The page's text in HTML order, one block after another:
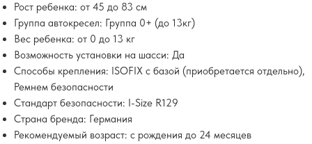
Рост ребенка: от 45 до 83 см
Группа автокресел: Группа 0+ (до 13кг)
Вес ребенка: от 0 до 13 кг
Возможность установки на шасси: Да
Способы крепления: ISOFIX с базой (приобретается отдельно),
Ремнем безопасности
Стандарт безопасности: I-Size R129
Страна бренда: Германия
Рекомендуемый возраст: с рождения до 24 месяцев